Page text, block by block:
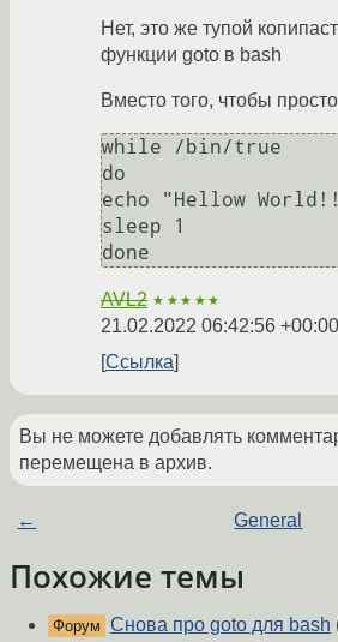
Нет, это же тупой
функции goto в bash
Вместо того, чтобы
while /bin/true
do
echo "Hellow
sleep 1
AVL2 ★★★★★
21.02.2022 06:42:56 +00:00
Ссылка
Вы не можете добавлять
перемещена в архив.
← General
Похожие темы
Форум Снова про goto для bash